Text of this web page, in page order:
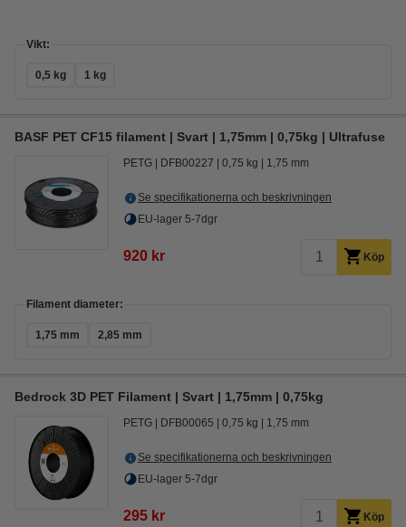
Vikt:
0,5 kg 1 kg
BASF PET CF15 filament | Svart | 1,75mm | 0,75kg | Ultrafuse
PETG DFB00227 0,75 kg 1,75 mm
Se specifikationerna och beskrivningen
EU-lager 5-7dgr
920 kr Köp
Filament diameter:
1,75 mm 2,85 mm
Bedrock 3D PET Filament | Svart | 1,75mm | 0,75kg
PETG DFB00065 0,75 kg 1,75 mm
Se specifikationerna och beskrivningen
EU-lager 5-7dgr
295 kr Köp